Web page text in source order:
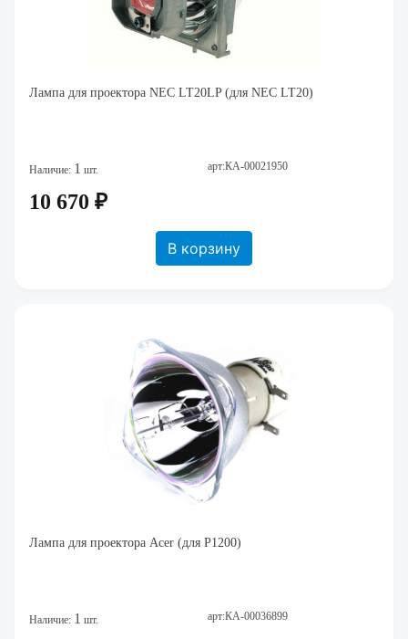
Лампа для проектора NEC LT20LP (для NEC LT20)
Наличие: 1 шт. арт:КА-00021950
10 670 ₽
В корзину
Лампа для проектора Acer (для P1200)
Наличие: 1 шт. арт:КА-00036899